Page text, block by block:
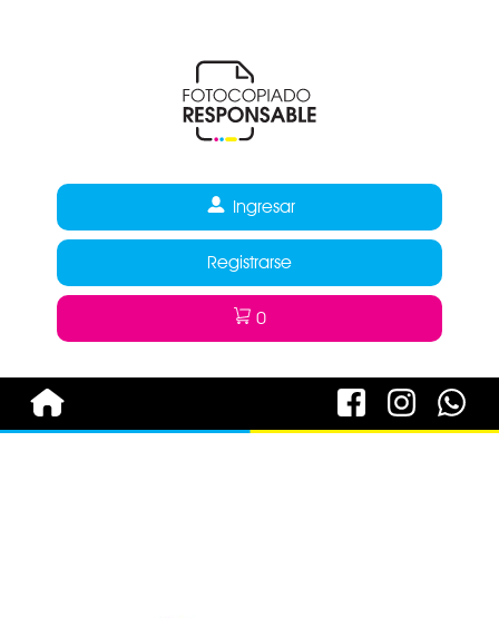
Ingresar
Registrarse
0